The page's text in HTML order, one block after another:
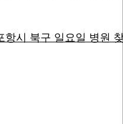
항시 북구 일요일 병원